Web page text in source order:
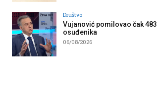
Društvo
Vujanović pomilovao čak 483
osuđenika
06/08/2026